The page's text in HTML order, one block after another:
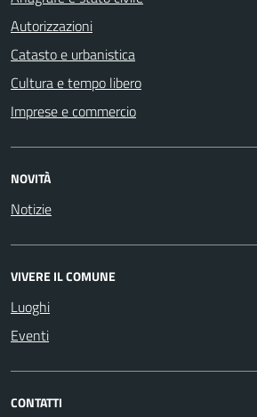
Autorizzazioni
Catasto e urbanistica
Cultura e tempo libero
Imprese e commercio
NOVITÀ
Notizie
VIVERE IL COMUNE
Luoghi
Eventi
CONTATTI